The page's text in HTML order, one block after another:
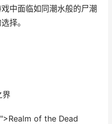
中面临如同潮水般的尸潮
择。
界
of the Dead